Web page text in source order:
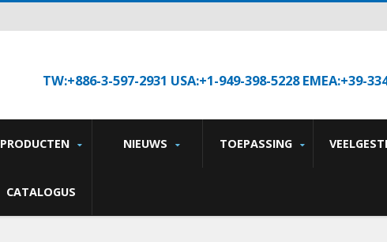
TW:+886-3-597-2931 USA:+1-949-398-5228 EMEA:+39-
PRODUCTEN NIEUWS TOEPASSING
CATALOGUS